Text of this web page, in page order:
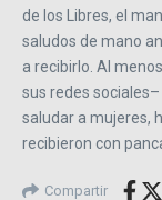
de los Libres, el
saludos de mano
a recibirlo. Al
sus redes
saludar a mujeres,
recibieron con
Compartir